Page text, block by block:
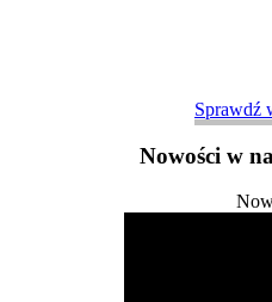
Sprawdź
Nowości w